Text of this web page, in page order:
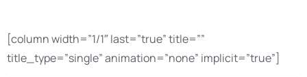
[column width=”1/1″ last=”true” title=””
title_type=”single” animation=”none” implicit=”true”]